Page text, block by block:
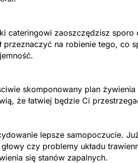
cateringowi zaoszczędzisz sporo
przeznaczyć na robienie tego, co
skomponowany plan
że łatwiej będzie Ci
lepsze samopoczucie.
czy problemy układu
się stanów zapalnych.